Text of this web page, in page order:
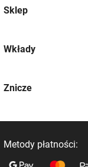
Sklep
Wkłady
Znicze
Metody płatności: